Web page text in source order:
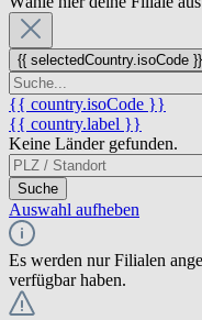
{{ selectedCountry.isoCode }}
{{ country.isoCode }}
{{ country.label }}
Keine Länder gefunden.
Suche
Auswahl aufheben
Es werden nur Filialen
verfügbar haben.